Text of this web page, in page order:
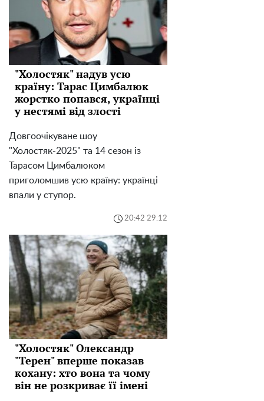
"Холостяк" надув усю
країну: Тарас Цимбалюк
жорстко попався, українці
у нестямі від злості
Довгоочікуване шоу
"Холостяк-2025" та 14 сезон із
Тарасом Цимбалюком
приголомшив усю країну: українці
впали у ступор.
20:42 29.12
"Холостяк" Олександр
"Терен" вперше показав
кохану: хто вона та чому
він не розкриває її імені